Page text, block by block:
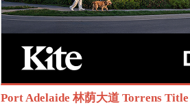
Port Adelaide 林荫大道 Torrens